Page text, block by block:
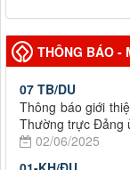
THÔNG BÁO -
07 TB/DU
Thông báo giới
Thường trực Đảng
02/06/2025